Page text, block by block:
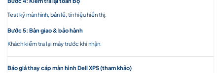
Test kỹ màn hình, bản lề, tín hiệu hiển thị.
Bước 5: Bàn giao & bảo hành
Khách kiểm tra lại máy trước khi nhận.
Báo giá thay cáp màn hình Dell XPS (tham khảo)